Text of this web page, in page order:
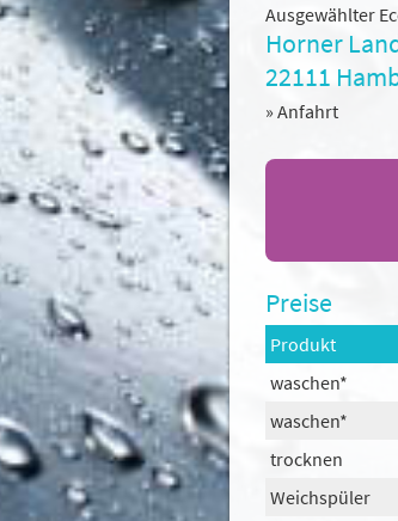
Ausgewählter
Horner
22111
» Anfahrt
Preise
Produkt
waschen*
waschen*
trocknen
Weichspüler
Um